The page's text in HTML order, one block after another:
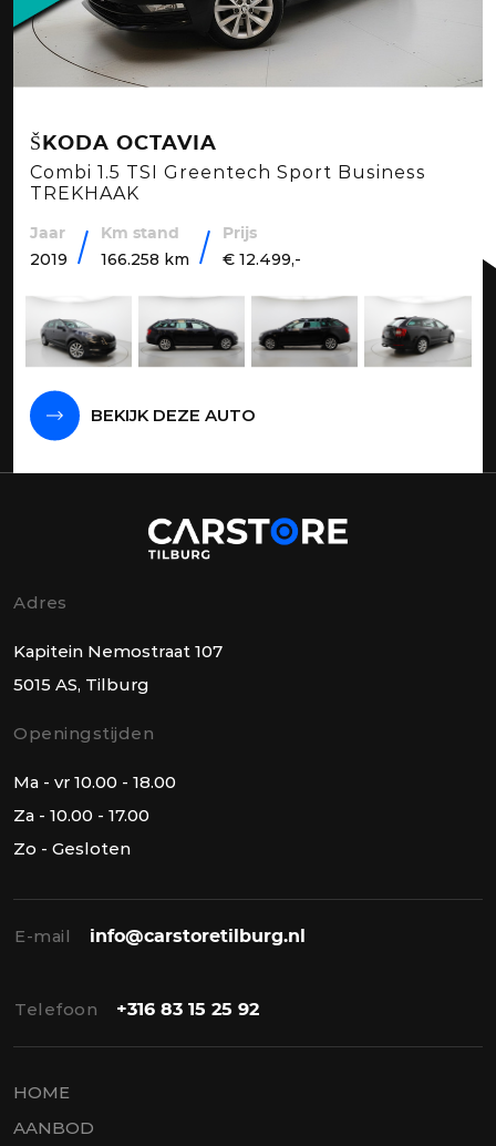
ŠKODA OCTAVIA
Combi 1.5 TSI Greentech Sport Business
TREKHAAK
Jaar
2019
Km stand
166.258 km
Prijs
€ 12.499,-
BEKIJK DEZE AUTO
Adres
Kapitein Nemostraat 107
5015 AS, Tilburg
Openingstijden
Ma - vr 10.00 - 18.00
Za - 10.00 - 17.00
Zo - Gesloten
E-mail info@carstoretilburg.nl
Telefoon +316 83 15 25 92
HOME
AANBOD